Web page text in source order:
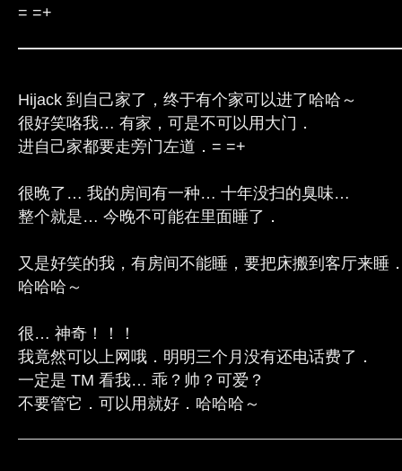
= =+
Hijack 到自己家了，终于有个家可以进了哈哈～
很好笑咯我… 有家，可是不可以用大门．
进自己家都要走旁门左道．= =+
很晚了… 我的房间有一种… 十年没扫的臭味…
整个就是… 今晚不可能在里面睡了．
又是好笑的我，有房间不能睡，要把床搬到客厅来睡
哈哈哈～
很… 神奇！！！
我竟然可以上网哦．明明三个月没有还电话费了．
一定是 TM 看我… 乖？帅？可爱？
不要管它．可以用就好．哈哈哈～